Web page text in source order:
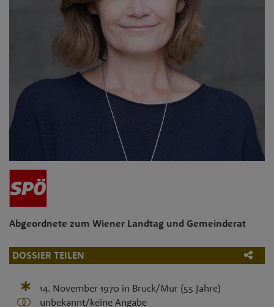
Abgeordnete zum Wiener Landtag und Gemeinderat
DOSSIER TEILEN
14. November 1970 in Bruck/Mur (55 Jahre)
unbekannt/keine Angabe